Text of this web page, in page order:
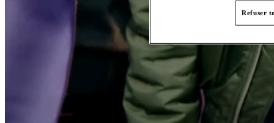
Refuser